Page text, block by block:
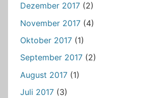
Dezember 2017 (2)
November 2017 (4)
Oktober 2017 (1)
September 2017 (2)
August 2017 (1)
Juli 2017 (3)